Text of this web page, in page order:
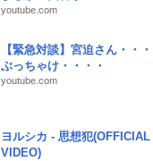
youtube.com
【緊急対談】宮迫さん・・・
ぶっちゃけ・・・・
youtube.com
ヨルシカ - 思想犯(OFFICIAL
VIDEO)